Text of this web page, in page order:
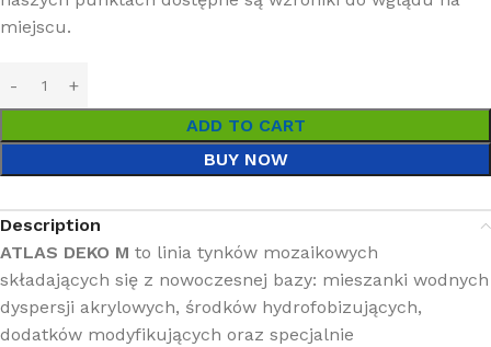
miejscu.
ADD TO CART
BUY NOW
Description
ATLAS DEKO M to linia tynków mozaikowych
składających się z nowoczesnej bazy: mieszanki wodnych
dyspersji akrylowych, środków hydrofobizujących,
dodatków modyfikujących oraz specjalnie